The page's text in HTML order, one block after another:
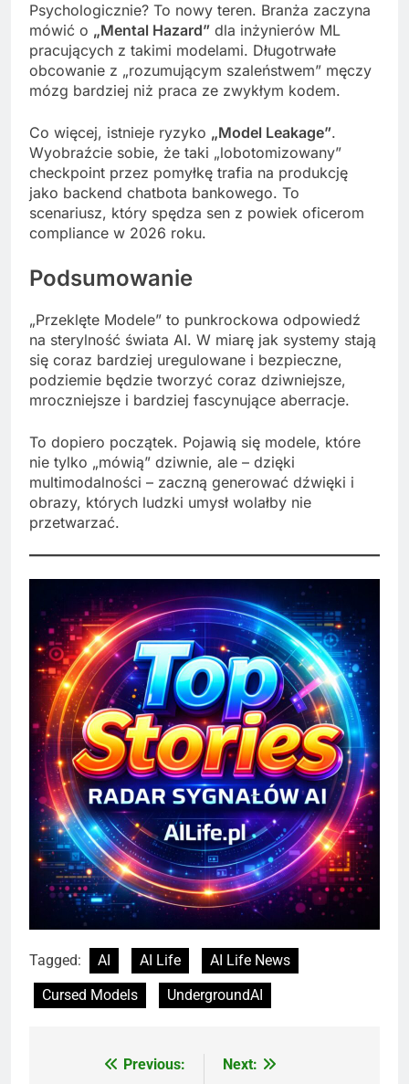
Psychologicznie? To nowy teren. Branża zaczyna
mówić o „Mental Hazard” dla inżynierów ML
pracujących z takimi modelami. Długotrwałe
obcowanie z „rozumującym szaleństwem” męczy
mózg bardziej niż praca ze zwykłym kodem.
Co więcej, istnieje ryzyko „Model Leakage”.
Wyobraźcie sobie, że taki „lobotomizowany”
checkpoint przez pomyłkę trafia na produkcję
jako backend chatbota bankowego. To
scenariusz, który spędza sen z powiek oficerom
compliance w 2026 roku.
Podsumowanie
„Przeklęte Modele” to punkrockowa odpowiedź
na sterylność świata AI. W miarę jak systemy stają
się coraz bardziej uregulowane i bezpieczne,
podziemie będzie tworzyć coraz dziwniejsze,
mroczniejsze i bardziej fascynujące aberracje.
To dopiero początek. Pojawią się modele, które
nie tylko „mówią” dziwnie, ale – dzięki
multimodalności – zaczną generować dźwięki i
obrazy, których ludzki umysł wolałby nie
przetwarzać.
Tagged: AI AI Life
AI Life News
Cursed Models
UndergroundAI
NawigacjaPrevious:
Next: